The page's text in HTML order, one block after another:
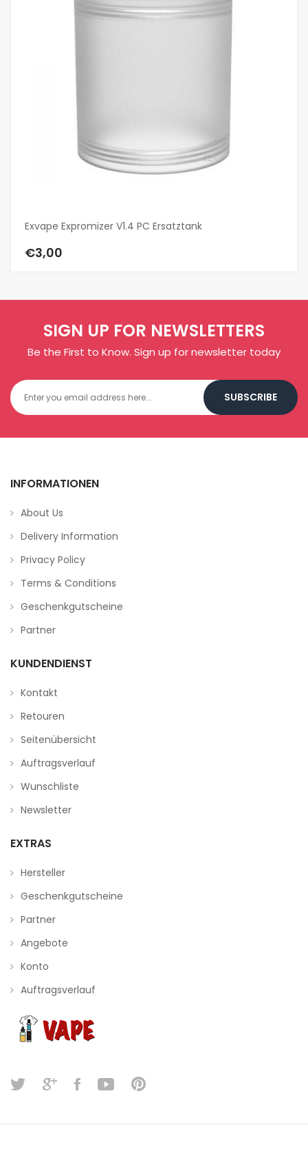
Exvape Expromizer V1.4 PC Ersatztank
€3,00
SIGN UP FOR NEWSLETTERS
Be the First to Know. Sign up for newsletter today
SUBSCRIBE
INFORMATIONEN
About Us
Delivery Information
Privacy Policy
Terms & Conditions
Geschenkgutscheine
Partner
KUNDENDIENST
Kontakt
Retouren
Seitenübersicht
Auftragsverlauf
Wunschliste
Newsletter
EXTRAS
Hersteller
Geschenkgutscheine
Partner
Angebote
Konto
Auftragsverlauf